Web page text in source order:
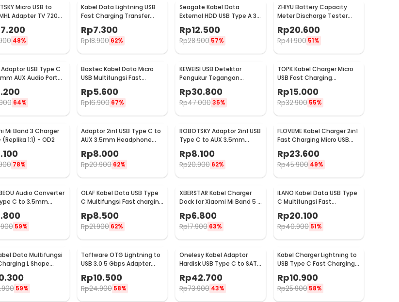
100W - ES-X46
Micro USB to
Adapter TV 720p
48%
Kabel Data Lightning USB
Fast Charging Transfer
Data iPhone 2.4A 1M - S-
IP5G
Rp7.300
Rp18.900 62%
Seagate Kabel Data
External HDD USB Type A 3.0
- OD5.5 (ORIGINAL)
Rp12.500
Rp28.900 57%
ZHIYU Battery Capacity
Meter Discharge Tester
1.5v-12v for 18650 - HW-586
Rp20.600
Rp41.900 51%
USB Type C
AUX Audio Port
- PJ1645-01
64%
Bastec Kabel Data Micro
USB Multifungsi Fast
Charging Braided 100cm -
BN100
Rp5.600
Rp16.900 67%
KEWEISI USB Detektor
Pengukur Tegangan
Voltase dan Baterai Tester
- KWS-V20
Rp30.800
Rp47.000 35%
TOPK Kabel Charger Micro
USB Fast Charging
1M - CS1711
Rp15.000
Rp32.900 55%
Mi Band 3 Charger
1:1) - OD2
78%
Adaptor 2in1 USB Type C to
AUX 3.5mm Headphone
USB Type C - W1O33
Rp8.000
Rp20.900 62%
ROBOTSKY Adaptor 2in1 USB
Type C to AUX 3.5mm
Headphone and USB Type
C - S-K06
Rp8.100
Rp20.900 62%
FLOVEME Kabel Charger 2in1
Fast Charging Micro USB
Type C 14W 1.2M - B00626
Rp23.600
Rp45.900 49%
Audio Converter
C to 3.5mm
Port - GR35C
59%
OLAF Kabel Data USB Type
C Multifungsi Fast charging
L Shape 5A 1M - OL01
Rp8.500
Rp21.900 62%
XBERSTAR Kabel Charger
Dock for Xiaomi Mi Band 5 6
7 30cm - EDCS300
Rp6.800
Rp17.900 63%
ILANO Kabel Data USB Type
C Multifungsi Fast
ILC3
Rp20.100
Rp40.900 51%
Data Multifungsi
L Shape
5V 2A 1M USB Type
59%
Taffware OTG Lightning to
USB 3.0 5 Gbps Adapter
Rp10.500
Rp24.900 58%
Onelesy Kabel Adaptor
Hardisk USB Type C to SATA
ONUSBC
Rp42.700
Rp73.900 43%
Kabel Charger Lightning to
USB Type C Fast Charging
Rp10.900
Rp25.900 58%